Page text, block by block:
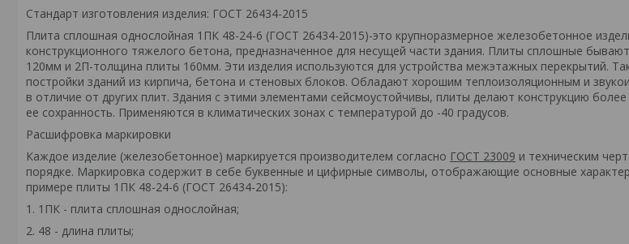
Стандарт изготовления изделия: ГОСТ 26434-2015
Плита сплошная однослойная 1ПК 48-24-6 (ГОСТ 26434-2015)-это крупноразмерное железобетонное
конструкционного тяжелого бетона, предназначенное для несущей части здания. Плиты сплошные
120мм и 2П-толщина плиты 160мм. Эти изделия используются для устройства межэтажных перекрытий.
постройки зданий из кирпича, бетона и стеновых блоков. Обладают хорошим теплоизоляционным и
в отличие от других плит. Здания с этими элементами сейсмоустойчивы, плиты делают конструкцию
ее сохранность. Применяются в климатических зонах с температурой до -40 градусов.
Расшифровка маркировки
Каждое изделие (железобетонное) маркируется производителем согласно ГОСТ 23009 и техническим
порядке. Маркировка содержит в себе буквенные и цифирные символы, отображающие основные
примере плиты 1ПК 48-24-6 (ГОСТ 26434-2015):
1. 1ПК - плита сплошная однослойная;
2. 48 - длина плиты;